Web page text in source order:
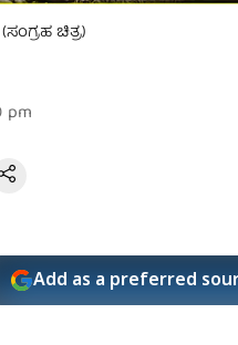
ಚಿತ್ರ)
pm
Add as a preferred